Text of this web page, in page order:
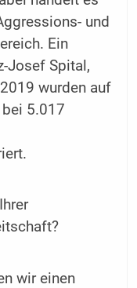
und
Ein
Josef Spital,
wurden auf
5.017
wir einen